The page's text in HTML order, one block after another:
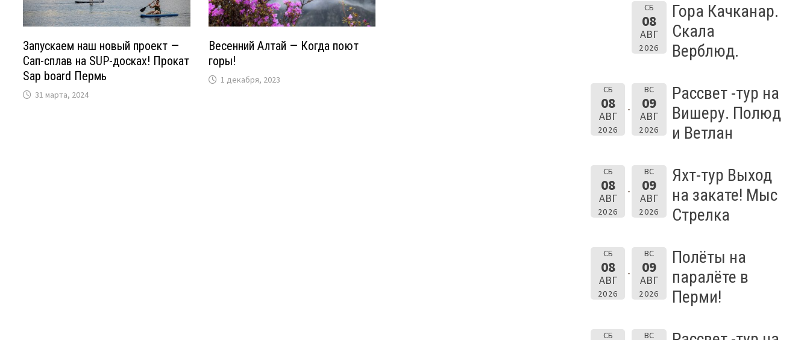
Запускаем наш новый проект —
Сап-сплав на SUP-досках! Прокат
Sap board Пермь
31 марта, 2024
Весенний Алтай — Когда поют
горы!
1 декабря, 2023
СБ
08
АВГ
2026
Гора Качканар.
Скала
Верблюд.
СБ
08
АВГ
2026
ВС
09
АВГ
2026
Рассвет -тур на
Вишеру. Полюд
и Ветлан
СБ
08
АВГ
2026
ВС
09
АВГ
2026
Яхт-тур Выход
на закате! Мыс
Стрелка
СБ
08
АВГ
2026
ВС
09
АВГ
2026
Полёты на
паралёте в
Перми!
СБ ВС